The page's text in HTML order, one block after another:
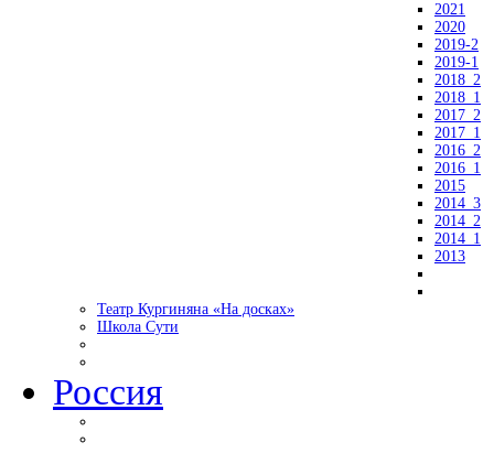
2021
2020
2019-2
2019-1
2018_2
2018_1
2017_2
2017_1
2016_2
2016_1
2015
2014_3
2014_2
2014_1
2013
Театр Кургиняна «На досках»
Школа Сути
Россия